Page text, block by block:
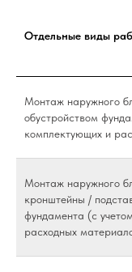
Отдельные виды
Монтаж наружного
обустройством
комплектующих и
Монтаж наружного
кронштейны /
фундамента (с
расходных